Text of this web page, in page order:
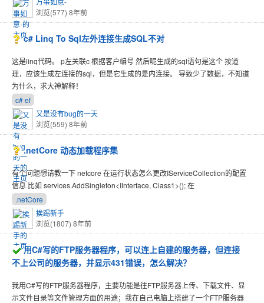
浏览(577) 8年前
c# Linq To Sql左外连接生成SQL不对
这是linq代码。 p左关联c 根据客户编号 然后呢生成的sql语句是这个 按道
理，应该生成左连接的sql，但是它生成的是内连接。 导致少了数据，不知道
为什么，求大神解释！
c# ef
又是没有bug的一天
浏览(559) 8年前
.netCore 动态加载程序集
有个问题想请教一下 netcore 在运行状态怎么更改IServiceCollection的配置
信息 比如 services.AddSingleton<IInterface, Class1>(); 在
.netCore
挨踢新手
浏览(1807) 8年前
用C#写的FTP服务器程序，可以连上自建的服务器，但连接
不上公司的服务器，并显示431错误，怎么解决？
我用C#写的FTP服务器程序，主要功能是往FTP服务器上传、下载文件、显
示文件目录等文件管理方面的用途；我在自己电脑上搭建了一个FTP服务器